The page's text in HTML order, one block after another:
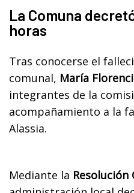
La Comuna
horas
Tras conocerse el
comunal, María
integrantes de la
acompañamiento a la
Alassia.
Mediante la Resolución